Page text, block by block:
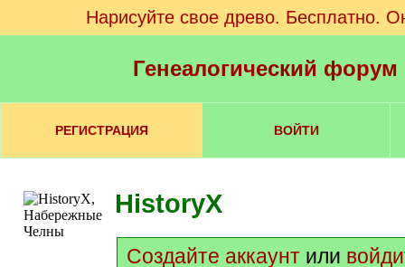
Нарисуйте свое древо. Бесплатно.
Генеалогический
РЕГИСТРАЦИЯ ВОЙТИ
HistoryX
Создайте аккаунт или